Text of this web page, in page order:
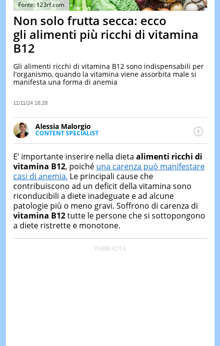
&
TEST
LE
DI
IERI
Fonte: 123rf.com
Non solo frutta secca: ecco
gli alimenti più ricchi di vitamina
B12
Gli alimenti ricchi di vitamina B12 sono indispensabili per
l'organismo, quando la vitamina viene assorbita male si
manifesta una forma di anemia
11/11/24 18:28
Alessia Malorgio
CONTENT SPECIALIST
Ha conseguito un Master in Marketing Management
occupa della creazione di contenuti in ottica SEO e
dello sviluppo di strategie marketing attraverso
canali digitali.
E’ importante inserire nella dieta alimenti ricchi di
vitamina B12, poiché una carenza può manifestare
casi di anemia. Le principali cause che
contribuiscono ad un deficit della vitamina sono
riconducibili a diete inadeguate e ad alcune
patologie più o meno gravi. Soffrono di carenza di
vitamina B12tutte le persone che si sottopongono
a diete ristrette e monotone.